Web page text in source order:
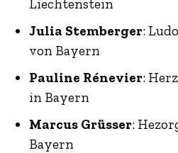
Liechtenstein
Julia Stemberger:
von Bayern
Pauline Rénevier:
in Bayern
Marcus Grüsser:
Bayern